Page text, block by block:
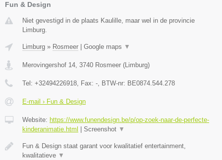
Fun & Design
Niet gevestigd in de plaats Kaulille, maar wel in de provincie
Limburg.
Limburg » Rosmeer Google maps ▼
Merovingershof 14, 3740 Rosmeer (Limburg)
Tel: +32494226918, Fax: -, BTW-nr: BE0874.544.278
E-mail › Fun & Design
Website: https://www.funendesign.be/p/op-zoek-naar-de-perfecte-
kinderanimatie.html
Screenshot ▼
Fun & Design staat garant voor kwalitatief entertainment,
kwalitatieve ▼